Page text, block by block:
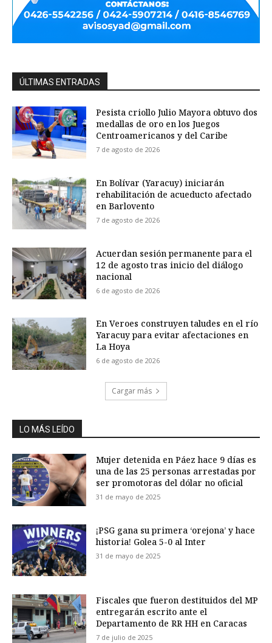
ÚLTIMAS ENTRADAS
Pesista criollo Julio Mayora obtuvo dos
medallas de oro en los Juegos
Centroamericanos y del Caribe
7 de agosto de 2026
En Bolívar (Yaracuy) iniciarán
rehabilitación de acueducto afectado
en Barlovento
7 de agosto de 2026
Acuerdan sesión permanente para el
12 de agosto tras inicio del diálogo
nacional
6 de agosto de 2026
En Veroes construyen taludes en el río
Yaracuy para evitar afectaciones en
La Hoya
6 de agosto de 2026
Cargar más
LO MÁS LEÍDO
Mujer detenida en Páez hace 9 días es
una de las 25 personas arrestadas por
ser promotoras del dólar no oficial
31 de mayo de 2025
¡PSG gana su primera ‘orejona’ y hace
historia! Golea 5-0 al Inter
31 de mayo de 2025
Fiscales que fueron destituidos del MP
entregarán escrito ante el
Departamento de RR HH en Caracas
7 de julio de 2025